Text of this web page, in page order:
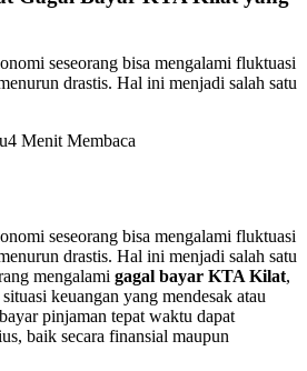
seseorang bisa mengalami fluktuasi
drastis. Hal ini menjadi salah satu
4 Menit Membaca
seseorang bisa mengalami fluktuasi
drastis. Hal ini menjadi salah satu
mengalami gagal bayar KTA Kilat,
keuangan yang mendesak atau
pinjaman tepat waktu dapat
baik secara finansial maupun